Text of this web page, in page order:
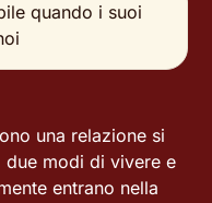
quando i suoi
una relazione si
modi di vivere e
entrano nella